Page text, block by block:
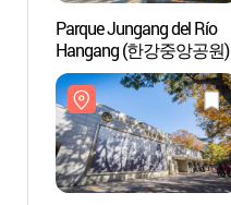
Parque Jungang del Río
Hangang (한강중앙공원)